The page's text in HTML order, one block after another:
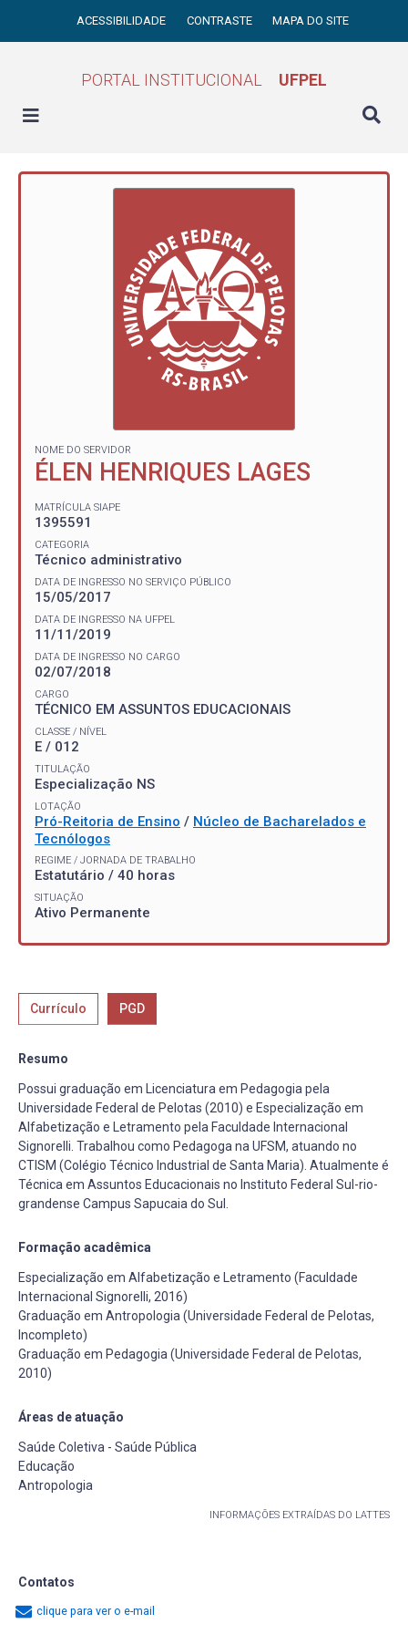
ACESSIBILIDADE CONTRASTE MAPA DO SITE
PORTAL INSTITUCIONAL UFPEL
NOME DO SERVIDOR
ÉLEN HENRIQUES LAGES
MATRÍCULA SIAPE
1395591
CATEGORIA
Técnico administrativo
DATA DE INGRESSO NO SERVIÇO PÚBLICO
15/05/2017
DATA DE INGRESSO NA UFPEL
11/11/2019
DATA DE INGRESSO NO CARGO
02/07/2018
CARGO
TÉCNICO EM ASSUNTOS EDUCACIONAIS
CLASSE / NÍVEL
E / 012
TITULAÇÃO
Especialização NS
LOTAÇÃO
Pró-Reitoria de Ensino / Núcleo de Bacharelados e
Tecnólogos
REGIME / JORNADA DE TRABALHO
Estatutário / 40 horas
SITUAÇÃO
Ativo Permanente
Currículo PGD
Resumo
Possui graduação em Licenciatura em Pedagogia pela
Universidade Federal de Pelotas (2010) e Especialização em
Alfabetização e Letramento pela Faculdade Internacional
Signorelli. Trabalhou como Pedagoga na UFSM, atuando no
CTISM (Colégio Técnico Industrial de Santa Maria). Atualmente é
Técnica em Assuntos Educacionais no Instituto Federal Sul-rio-
grandense Campus Sapucaia do Sul.
Formação acadêmica
Especialização em Alfabetização e Letramento (Faculdade
Internacional Signorelli, 2016)
Graduação em Antropologia (Universidade Federal de Pelotas,
Incompleto)
Graduação em Pedagogia (Universidade Federal de Pelotas,
2010)
Áreas de atuação
Saúde Coletiva - Saúde Pública
Educação
Antropologia
INFORMAÇÕES EXTRAÍDAS DO LATTES
Contatos
clique para ver o e-mail